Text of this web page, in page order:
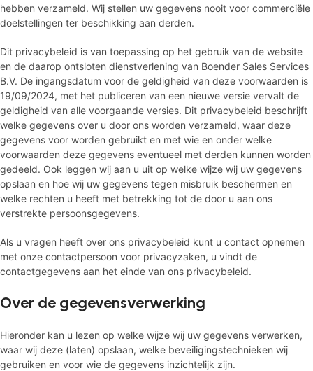
hebben verzameld. Wij stellen uw gegevens nooit voor commerciële
doelstellingen ter beschikking aan derden.
Dit privacybeleid is van toepassing op het gebruik van de website
en de daarop ontsloten dienstverlening van Boender Sales Services
B.V. De ingangsdatum voor de geldigheid van deze voorwaarden is
19/09/2024, met het publiceren van een nieuwe versie vervalt de
geldigheid van alle voorgaande versies. Dit privacybeleid beschrijft
welke gegevens over u door ons worden verzameld, waar deze
gegevens voor worden gebruikt en met wie en onder welke
voorwaarden deze gegevens eventueel met derden kunnen worden
gedeeld. Ook leggen wij aan u uit op welke wijze wij uw gegevens
opslaan en hoe wij uw gegevens tegen misbruik beschermen en
welke rechten u heeft met betrekking tot de door u aan ons
verstrekte persoonsgegevens.
Als u vragen heeft over ons privacybeleid kunt u contact opnemen
met onze contactpersoon voor privacyzaken, u vindt de
contactgegevens aan het einde van ons privacybeleid.
Over de gegevensverwerking
Hieronder kan u lezen op welke wijze wij uw gegevens verwerken,
waar wij deze (laten) opslaan, welke beveiligingstechnieken wij
gebruiken en voor wie de gegevens inzichtelijk zijn.